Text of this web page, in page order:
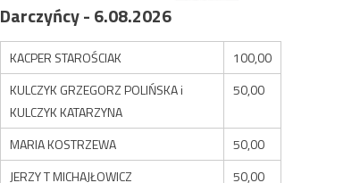
Darczyńcy - 6.08.2026
KACPER STAROŚCIAK
100,00
KULCZYK GRZEGORZ POLIŃSKA i
KULCZYK KATARZYNA
50,00
MARIA KOSTRZEWA
50,00
JERZY T MICHAJŁOWICZ
50,00